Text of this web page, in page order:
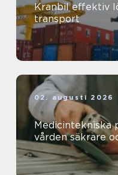
Kranbil effektiv lösning för lyft och
transport
02. augusti 2026
Medicintekniska
vården säkrare